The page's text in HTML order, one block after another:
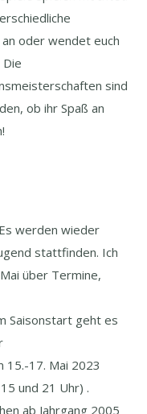
oder wendet euch
sind
ob ihr Spaß an
werden wieder
stattfinden. Ich
über Termine,
Saisonstart geht es
15.-17. Mai 2023
und 21 Uhr) .
ab Jahrgang 2005